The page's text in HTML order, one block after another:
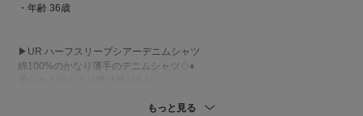
・年齢 36歳
▶︎UR ハーフスリーブシアーデニムシャツ
綿100%のかなり薄手のデニムシャツ♢♦︎
とても軽く、羽織っている感覚がないほどの着心地☺️
もっと見る